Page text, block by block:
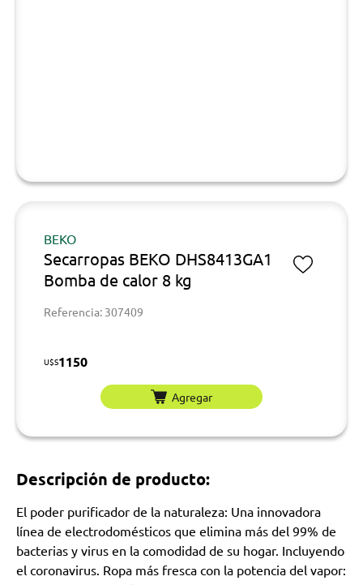
BEKO
Secarropas BEKO DHS8413GA1
Bomba de calor 8 kg
Referencia: 307409
U$S1150
Agregar
Descripción de producto:
El poder purificador de la naturaleza: Una innovadora
línea de electrodomésticos que elimina más del 99% de
bacterias y virus en la comodidad de su hogar. Incluyendo
el coronavirus. Ropa más fresca con la potencia del vapor: